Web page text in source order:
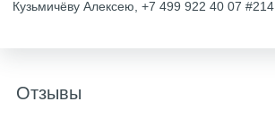
Кузьмичёву Алексею, +7 499 922 40 07 #214
Отзывы